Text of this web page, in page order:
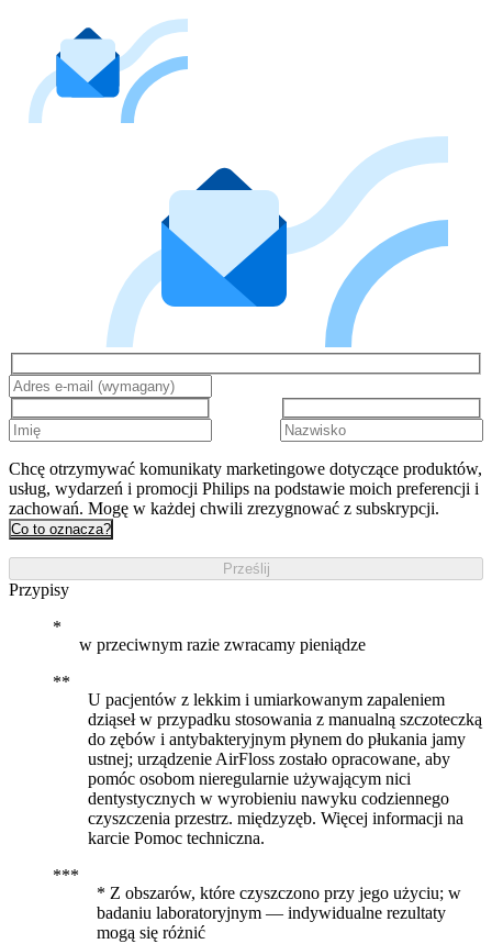
Chcę otrzymywać komunikaty marketingowe dotyczące produktów,
usług, wydarzeń i promocji Philips na podstawie moich preferencji i
zachowań. Mogę w każdej chwili zrezygnować z subskrypcji.
Co to oznacza?
Prześlij
Przypisy
w przeciwnym razie zwracamy pieniądze
U pacjentów z lekkim i umiarkowanym zapaleniem
dziąseł w przypadku stosowania z manualną szczoteczką
do zębów i antybakteryjnym płynem do płukania jamy
ustnej; urządzenie AirFloss zostało opracowane, aby
pomóc osobom nieregularnie używającym nici
dentystycznych w wyrobieniu nawyku codziennego
czyszczenia przestrz. międzyzęb. Więcej informacji na
karcie Pomoc techniczna.
* Z obszarów, które czyszczono przy jego użyciu; w
badaniu laboratoryjnym — indywidualne rezultaty
mogą się różnić